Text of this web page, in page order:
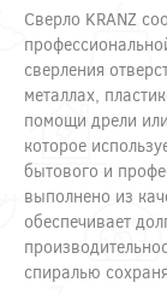
Сверло KRANZ
сверления
металлах,
помощи дрели
которое
бытового и
выполнено из
обеспечивает
спиралью